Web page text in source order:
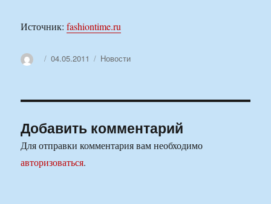
Источник:fashiontime.ru
АвторОпубликовано
04.05.2011 Рубрики
Новости
Добавить комментарий
Для отправки комментария вам необходимо
авторизоваться.